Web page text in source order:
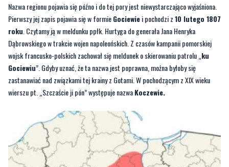
Dąbrowskiego w trakcie wojen napoleońskich. Z czasów kampanii pomorskiej
wojsk francusko-polskich zachował się meldunek o skierowaniu patrolu „ku
Gociewiu”. Gdyby uznać, że ta nazwa jest poprawna, można byłoby się
zastanawiać nad związkami tej krainy z Gotami. W pochodzącym z XIX wieku
wierszu pt. „Szczaście ji pón” występuje nazwaKoczewie.